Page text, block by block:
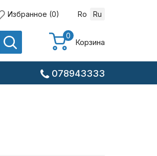
Избранное (0) Ro Ru
0
Корзина
078943333